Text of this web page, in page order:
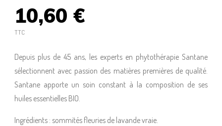
10,60 €
TTC
Depuis plus de 45 ans, les experts en phytothérapie Santane
sélectionnent avec passion des matières premières de qualité.
Santane apporte un soin constant à la composition de ses
huiles essentielles BIO.
Ingrédients : sommités fleuries de lavande vraie.